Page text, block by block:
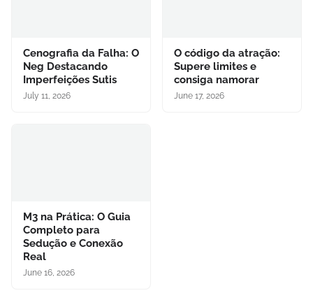
Cenografia da Falha: O
Neg Destacando
Imperfeições Sutis
July 11, 2026
O código da atração:
Supere limites e
consiga namorar
June 17, 2026
M3 na Prática: O Guia
Completo para
Sedução e Conexão
Real
June 16, 2026